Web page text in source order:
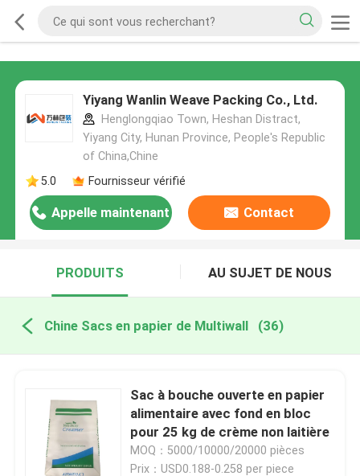
Yiyang Wanlin Weave Packing Co., Ltd.
Henglongqiao Town, Heshan Distract,
Yiyang City, Hunan Province, People's Republic
of China,Chine
5.0
Fournisseur vérifié
Appelle maintenant Contact
PRODUITS AU SUJET DE NOUS
Chine Sacs en papier de Multiwall (36)
Sac à bouche ouverte en papier
alimentaire avec fond en bloc
pour 25 kg de crème non laitière
MOQ：5000/10000/20000 pièces
Prix：USD0.188-0.258 per piece